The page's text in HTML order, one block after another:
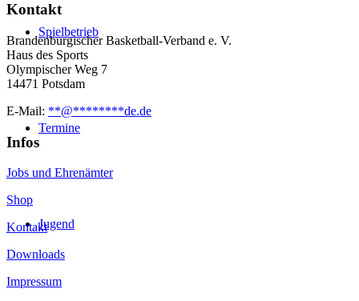
Spielbetrieb
Termine
Jugend
Kontakt
Brandenburgischer Basketball-Verband e. V.
Haus des Sports
Olympischer Weg 7
14471 Potsdam
E-Mail: **@********de.de
Infos
Jobs und Ehrenämter
Shop
Kontakt
Downloads
Impressum